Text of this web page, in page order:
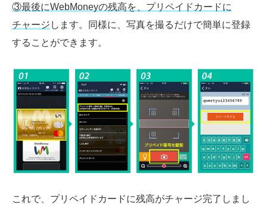
③最後にWebMoneyの残高を、プリペイドカードに
チャージ します。同様に、写真を撮るだけで簡単に登録
することができます。
これで、プリペイドカードに残高がチャージ完了しまし